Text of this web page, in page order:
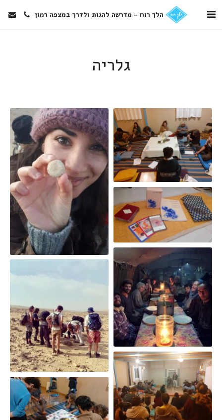
הלך רוח - מדרשה להגות ולדרך במצפה רמון
גלריה